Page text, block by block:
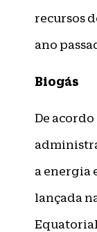
recursos
ano
Biogás
De
a energia
lançada